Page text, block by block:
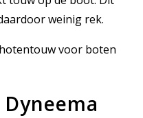
weinig rek.
voor boten